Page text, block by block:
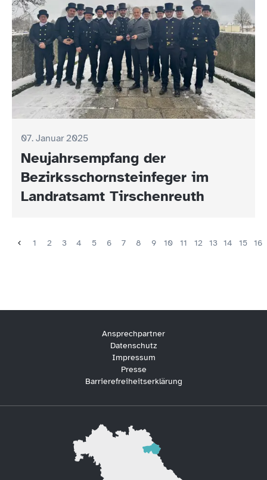
07. Januar 2025
Neujahrsempfang der
Bezirksschornsteinfeger im
Landratsamt Tirschenreuth
1 2 3 4 5 6 7 8 9 10 11 12 13 14 15 16
Ansprechpartner
Datenschutz
Impressum
Presse
Barrierefreiheitserklärung